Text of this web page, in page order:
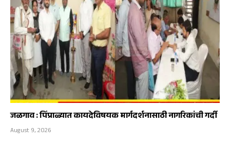
जळगाव : पिंप्राळ्यात कायदेविषयक मार्गदर्शनासाठी नागरिकांची गर्दी
August 9, 2026